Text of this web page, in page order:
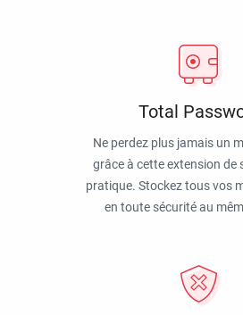
Total
Ne perdez plus jamais un
grâce à cette extension de
pratique. Stockez tous vos
en toute sécurité au